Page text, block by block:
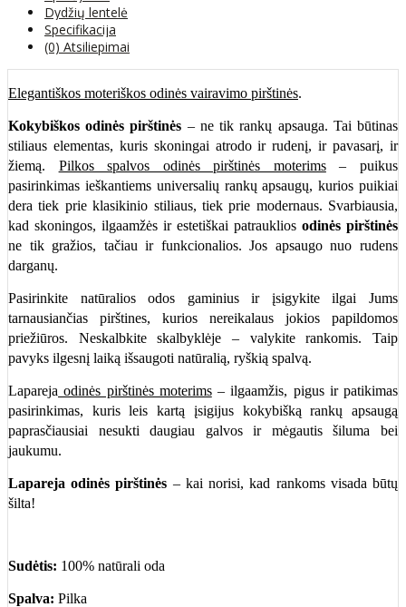
Dydžių lentelė
Specifikacija
(0) Atsiliepimai
Elegantiškos moteriškos odinės vairavimo pirštinės.
Kokybiškos odinės pirštinės – ne tik rankų apsauga. Tai būtinas
stiliaus elementas, kuris skoningai atrodo ir rudenį, ir pavasarį, ir
žiemą. Pilkos spalvos odinės pirštinės moterims– puikus
pasirinkimas ieškantiems universalių rankų apsaugų, kurios puikiai
dera tiek prie klasikinio stiliaus, tiek prie modernaus. Svarbiausia,
kad skoningos, ilgaamžės ir estetiškai patrauklios odinės pirštinės
ne tik gražios, tačiau ir funkcionalios. Jos apsaugo nuo rudens
darganų.
Pasirinkite natūralios odos gaminius ir įsigykite ilgai Jums
tarnausiančias pirštines, kurios nereikalaus jokios papildomos
priežiūros. Neskalbkite skalbyklėje – valykite rankomis. Taip
pavyks ilgesnį laiką išsaugoti natūralią, ryškią spalvą.
Lapareja odinės pirštinės moterims– ilgaamžis, pigus ir patikimas
pasirinkimas, kuris leis kartą įsigijus kokybišką rankų apsaugą
paprasčiausiai nesukti daugiau galvos ir mėgautis šiluma bei
jaukumu.
Lapareja odinės pirštinės – kai norisi, kad rankoms visada būtų
šilta!
Sudėtis: 100% natūrali oda
Spalva: Pilka